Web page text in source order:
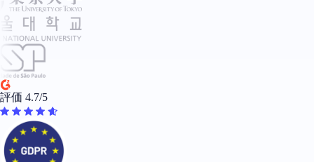
評価 4.7/5